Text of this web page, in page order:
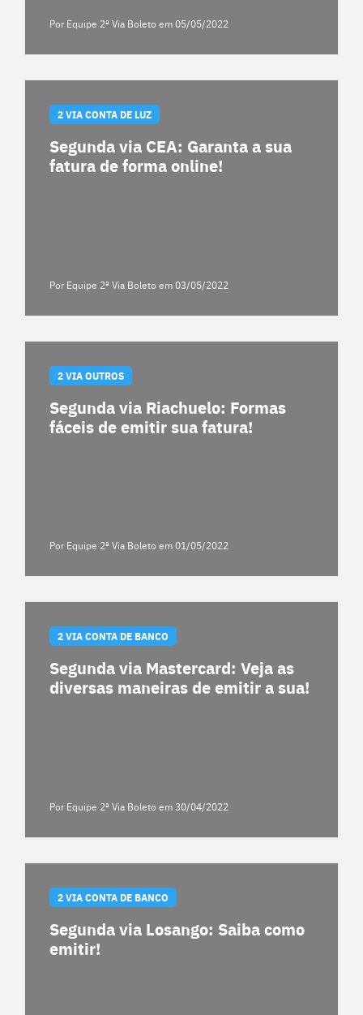
Por Equipe 2ª Via Boleto em 05/05/2022
2 VIA CONTA DE LUZ
Segunda via CEA: Garanta a sua
fatura de forma online!
Por Equipe 2ª Via Boleto em 03/05/2022
2 VIA OUTROS
Segunda via Riachuelo: Formas
fáceis de emitir sua fatura!
Por Equipe 2ª Via Boleto em 01/05/2022
2 VIA CONTA DE BANCO
Segunda via Mastercard: Veja as
diversas maneiras de emitir a sua!
Por Equipe 2ª Via Boleto em 30/04/2022
2 VIA CONTA DE BANCO
Segunda via Losango: Saiba como
emitir!